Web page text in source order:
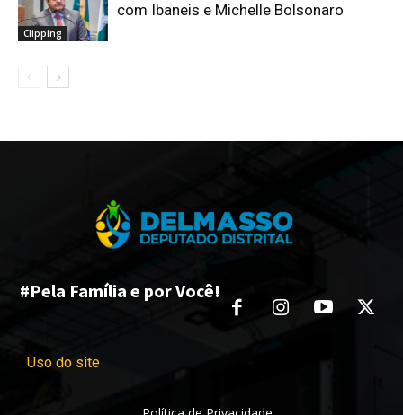
Clipping
com Ibaneis e Michelle Bolsonaro
#Pela Família e por Você!
Uso do site